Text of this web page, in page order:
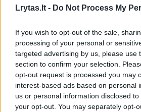
Lrytas.lt - Do Not Process My
If you wish to opt-out of the sale,
processing of your personal or
targeted advertising by us, please use
section to confirm your selection.
opt-out request is processed you may
interest-based ads based on personal
us or personal information disclosed
your opt-out. You may separately opt-
puolė žiūrovai,
Į įvykio vietą skubiai atvyko
tarnybos. Suteikę pirmąją
nukentėjusįjį išvežė į
gyvybės išgelbėti
oficialiai patvirtino